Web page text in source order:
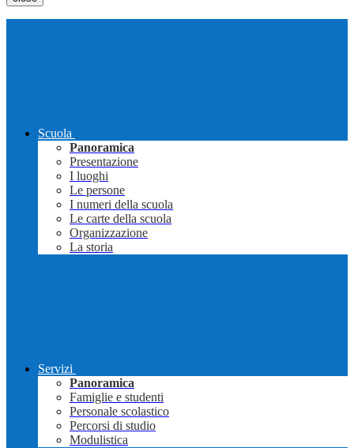
Scuola
Panoramica
Presentazione
I luoghi
Le persone
I numeri della scuola
Le carte della scuola
Organizzazione
La storia
Servizi
Panoramica
Famiglie e studenti
Personale scolastico
Percorsi di studio
Modulistica